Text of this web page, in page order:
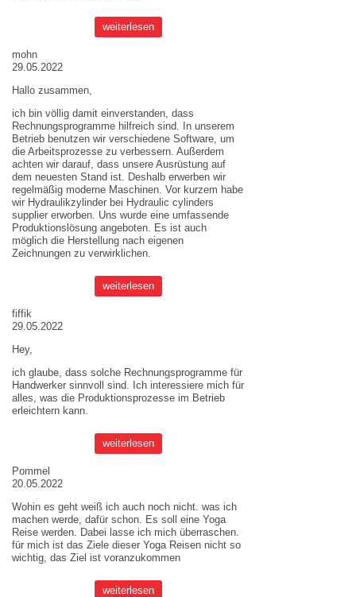
weiterlesen
mohn
29.05.2022
Hallo zusammen,
ich bin völlig damit einverstanden, dass
Rechnungsprogramme hilfreich sind. In unserem
Betrieb benutzen wir verschiedene Software, um
die Arbeitsprozesse zu verbessern. Außerdem
achten wir darauf, dass unsere Ausrüstung auf
dem neuesten Stand ist. Deshalb erwerben wir
regelmäßig moderne Maschinen. Vor kurzem habe
wir Hydraulikzylinder bei Hydraulic cylinders
supplier erworben. Uns wurde eine umfassende
Produktionslösung angeboten. Es ist auch
möglich die Herstellung nach eigenen
Zeichnungen zu verwirklichen.
weiterlesen
fiffik
29.05.2022
Hey,
ich glaube, dass solche Rechnungsprogramme für
Handwerker sinnvoll sind. Ich interessiere mich für
alles, was die Produktionsprozesse im Betrieb
erleichtern kann.
weiterlesen
Pommel
20.05.2022
Wohin es geht weiß ich auch noch nicht. was ich
machen werde, dafür schon. Es soll eine Yoga
Reise werden. Dabei lasse ich mich überraschen.
für mich ist das Ziele dieser Yoga Reisen nicht so
wichtig, das Ziel ist voranzukommen
weiterlesen